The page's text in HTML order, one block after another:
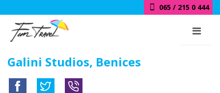
065 / 215 0 444
Galini Studios, Benices